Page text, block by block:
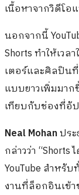
เนื้อหาจากวิดีโ
นอกจากนี้
Shorts ทำให้เว
เตอร์และศิลปิน
แบบยาวเพิ่มมา
เทียบกับช่องที่อั
Neal Mohanปร
กล่าวว่า
YouTube สำหรั
งานที่ล็อกอินเข้